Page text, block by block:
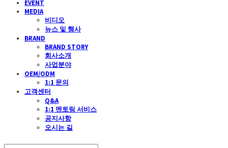
EVENT
MEDIA
비디오
뉴스 및 행사
BRAND
BRAND STORY
회사소개
사업분야
OEM/ODM
1:1 문의
고객센터
Q&A
1:1 멘토링 서비스
공지사항
오시는 길